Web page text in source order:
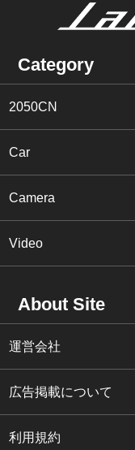
Category
2050CN
Car
Camera
Video
About Site
運営会社
広告掲載について
利用規約